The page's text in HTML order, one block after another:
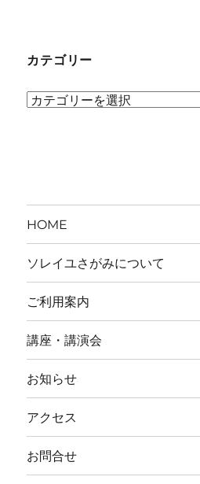
カテゴリー
カ
HOME
ソレイユさがみについて
ご利用案内
講座・講演会
お知らせ
アクセス
お問合せ